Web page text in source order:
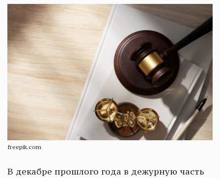
freepik.com
В декабре прошлого года в дежурную часть